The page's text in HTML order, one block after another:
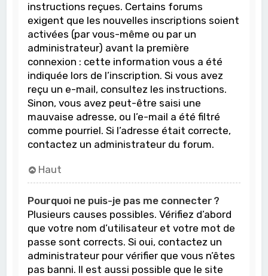
instructions reçues. Certains forums
exigent que les nouvelles inscriptions soient
activées (par vous-même ou par un
administrateur) avant la première
connexion : cette information vous a été
indiquée lors de l’inscription. Si vous avez
reçu un e-mail, consultez les instructions.
Sinon, vous avez peut-être saisi une
mauvaise adresse, ou l’e-mail a été filtré
comme pourriel. Si l’adresse était correcte,
contactez un administrateur du forum.
Haut
Pourquoi ne puis-je pas me connecter ?
Plusieurs causes possibles. Vérifiez d’abord
que votre nom d’utilisateur et votre mot de
passe sont corrects. Si oui, contactez un
administrateur pour vérifier que vous n’êtes
pas banni. Il est aussi possible que le site